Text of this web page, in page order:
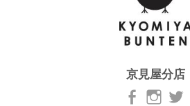
京見屋分店